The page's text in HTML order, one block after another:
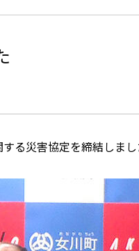
る災害協定を締結しまし